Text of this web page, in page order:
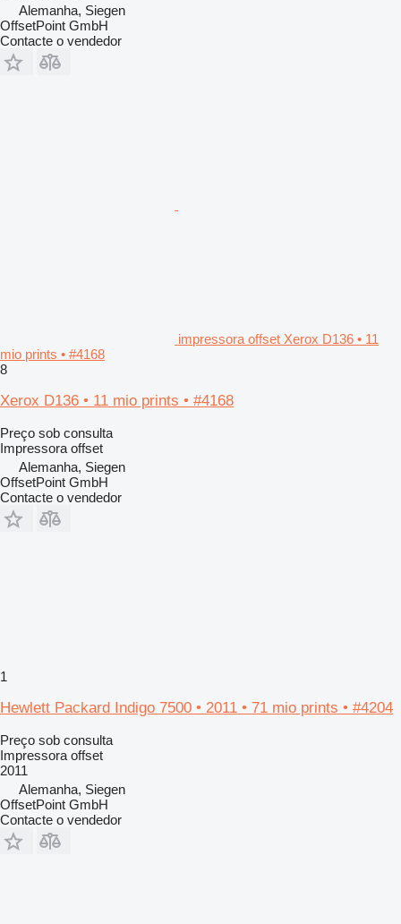
Alemanha, Siegen
OffsetPoint GmbH
Contacte o vendedor
impressora offset Xerox D136 • 11
mio prints • #4168
8
Xerox D136 • 11 mio prints • #4168
Preço sob consulta
Impressora offset
Alemanha, Siegen
OffsetPoint GmbH
Contacte o vendedor
1
Hewlett Packard Indigo 7500 • 2011 • 71 mio prints • #4204
Preço sob consulta
Impressora offset
2011
Alemanha, Siegen
OffsetPoint GmbH
Contacte o vendedor